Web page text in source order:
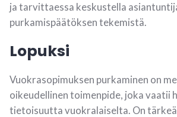
ja tarvittaessa keskustella
purkamispäätöksen tekemistä.
Lopuksi
Vuokrasopimuksen purkaminen on
oikeudellinen toimenpide, joka vaatii
tietoisuutta vuokralaiselta. On